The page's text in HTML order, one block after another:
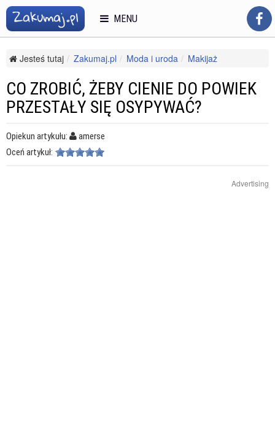
Jesteś tutaj Zakumaj.pl Moda i uroda
Makijaż
Co zrobić, żeby cienie do powiek przestały się osypywać?
CO ZROBIĆ, ŻEBY CIENIE DO POWIEK
PRZESTAŁY SIĘ OSYPYWAĆ?
Opiekun artykułu:
amerse
Oceń artykuł:
Advertising
MENU